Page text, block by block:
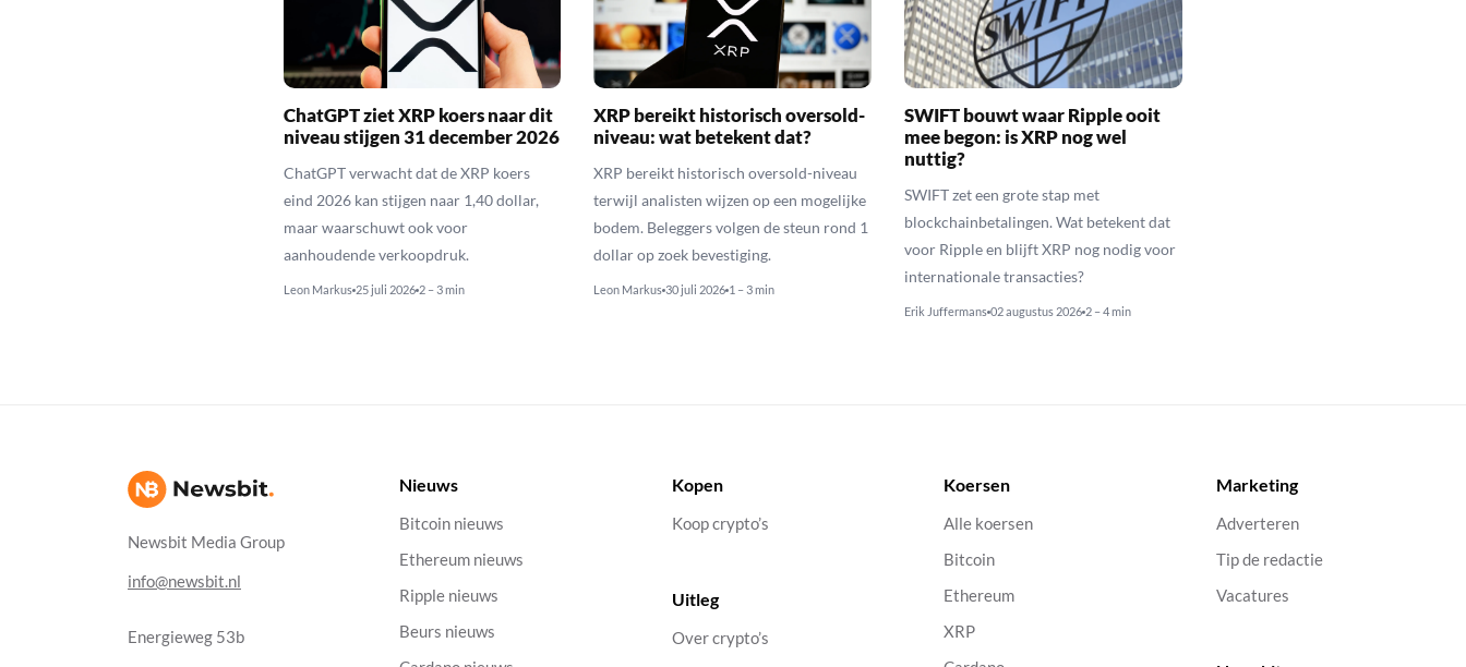
ChatGPT ziet XRP koers naar dit
niveau stijgen 31 december 2026
ChatGPT verwacht dat de XRP koers
eind 2026 kan stijgen naar 1,40 dollar,
maar waarschuwt ook voor
aanhoudende verkoopdruk.
Leon Markus 25 juli 2026 2 – 3 min
XRP bereikt historisch oversold-
niveau: wat betekent dat?
XRP bereikt historisch oversold-niveau
terwijl analisten wijzen op een mogelijke
bodem. Beleggers volgen de steun rond 1
dollar op zoek bevestiging.
Leon Markus 30 juli 2026 1 – 3 min
SWIFT bouwt waar Ripple ooit
mee begon: is XRP nog wel
nuttig?
SWIFT zet een grote stap met
blockchainbetalingen. Wat betekent dat
voor Ripple en blijft XRP nog nodig voor
internationale transacties?
Erik Juffermans 02 augustus 2026 2 – 4 min
Newsbit Media Group
info@newsbit.nl
Energieweg 53b
Nieuws
Bitcoin nieuws
Ethereum nieuws
Ripple nieuws
Beurs nieuws
Kopen
Koop crypto’s
Uitleg
Over crypto’s
Koersen
Alle koersen
Bitcoin
Ethereum
XRP
Marketing
Adverteren
Tip de redactie
Vacatures